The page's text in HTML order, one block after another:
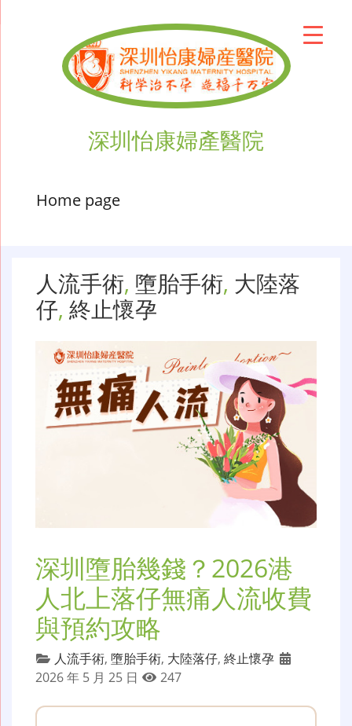
深圳怡康婦產醫院
Home page
人流手術, 墮胎手術, 大陸落
仔, 終止懷孕
深圳墮胎幾錢？2026港
人北上落仔無痛人流收費
與預約攻略
人流手術, 墮胎手術, 大陸落仔, 終止懷孕
2026 年 5 月 25 日
247